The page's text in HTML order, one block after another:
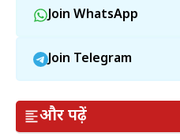
Join WhatsApp
Join Telegram
और पढ़ें